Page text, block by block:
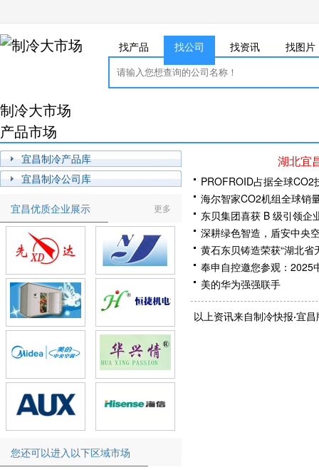
找产品 找公司 找资讯 找图片
制冷大市场
产品市场
宜昌制冷产品库
宜昌制冷公司库
更多
宜昌优质企业展示
您还可以进入以下区域市场
湖北宜
PROFROID占据全球
海尔智家CO2机组全球销
东贝集团喜获 B 级引领企
深耕绿色智造，盾安中央
黄石东贝铸造荣获“湖北省
奉申自控邀您参观：2025
美的华为强强联手
年交易额200亿元！华中
以上资讯来自制冷快报·宜昌